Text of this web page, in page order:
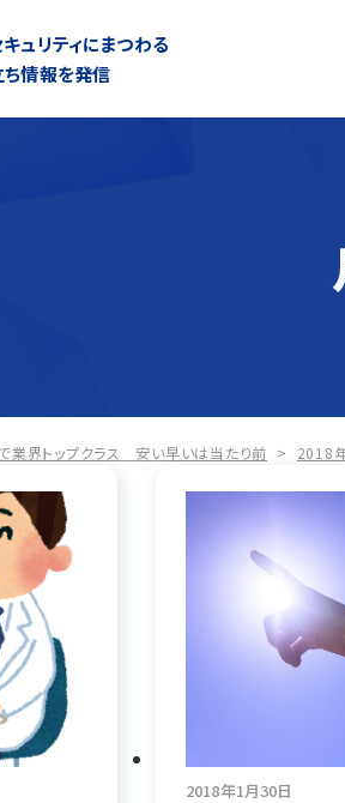
ュリティにまつわる
情報を発信
業界トップクラス 安い早いは当たり前 > 2018
2018年1月30日